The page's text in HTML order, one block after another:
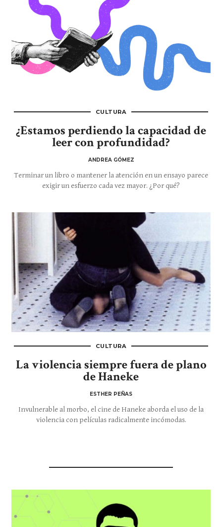
CULTURA
¿Estamos perdiendo la capacidad de
leer con profundidad?
ANDREA GÓMEZ
Terminar un libro o mantener la atención en un ensayo parece
exigir un esfuerzo cada vez mayor. ¿Por qué?
CULTURA
La violencia siempre fuera de plano
de Haneke
ESTHER PEÑAS
Invulnerable al morbo, el cine de Haneke aborda el uso de la
violencia con películas radicalmente incómodas.